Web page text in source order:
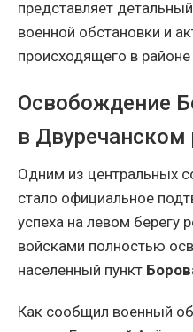
представляет
военной обстановки и
происходящего в районе
Освобождение
в Двуречанском
Одним из центральных
стало официальное
успеха на левом берегу
войсками полностью
населенный пункт
Как сообщил военный